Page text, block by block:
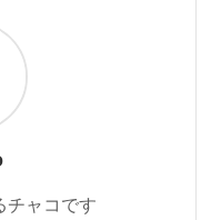
チャコです